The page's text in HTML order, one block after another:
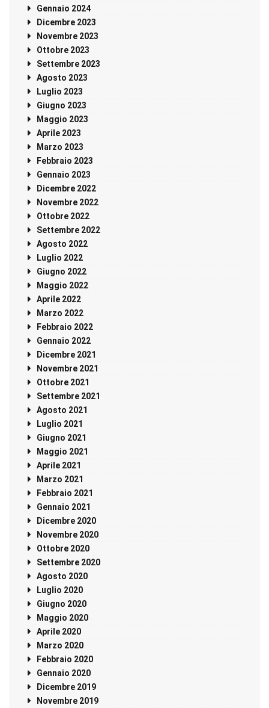
Gennaio 2024
Dicembre 2023
Novembre 2023
Ottobre 2023
Settembre 2023
Agosto 2023
Luglio 2023
Giugno 2023
Maggio 2023
Aprile 2023
Marzo 2023
Febbraio 2023
Gennaio 2023
Dicembre 2022
Novembre 2022
Ottobre 2022
Settembre 2022
Agosto 2022
Luglio 2022
Giugno 2022
Maggio 2022
Aprile 2022
Marzo 2022
Febbraio 2022
Gennaio 2022
Dicembre 2021
Novembre 2021
Ottobre 2021
Settembre 2021
Agosto 2021
Luglio 2021
Giugno 2021
Maggio 2021
Aprile 2021
Marzo 2021
Febbraio 2021
Gennaio 2021
Dicembre 2020
Novembre 2020
Ottobre 2020
Settembre 2020
Agosto 2020
Luglio 2020
Giugno 2020
Maggio 2020
Aprile 2020
Marzo 2020
Febbraio 2020
Gennaio 2020
Dicembre 2019
Novembre 2019